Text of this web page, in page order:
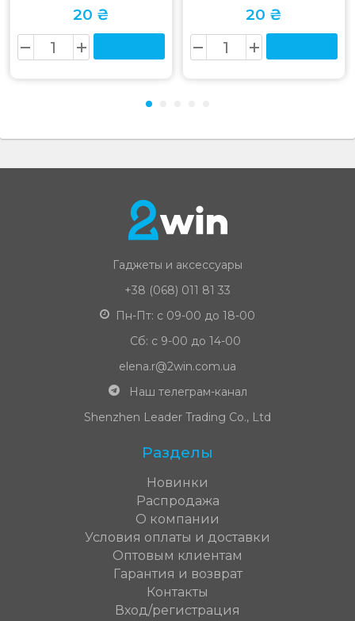
20 ₴ 20 ₴
Гаджеты и аксессуары
+38 (068) 011 81 33
Пн-Пт: с 09-00 до 18-00
Сб: с 9-00 до 14-00
elena.r@2win.com.ua
Наш телеграм-канал
Shenzhen Leader Trading Co., Ltd
Разделы
Новинки
Распродажа
О компании
Условия оплаты и доставки
Оптовым клиентам
Гарантия и возврат
Контакты
Вход/регистрация